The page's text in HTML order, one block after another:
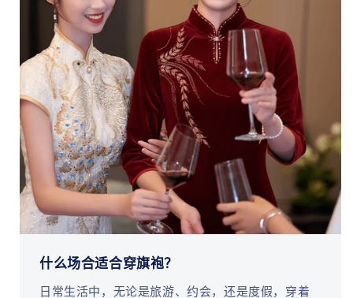
什么场合适合穿旗袍？
日常生活中，无论是旅游、约会，还是度假，穿着